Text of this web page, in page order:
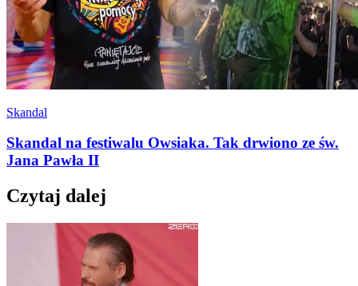
Skandal
Skandal na festiwalu Owsiaka. Tak drwiono ze św.
Jana Pawła II
Czytaj dalej